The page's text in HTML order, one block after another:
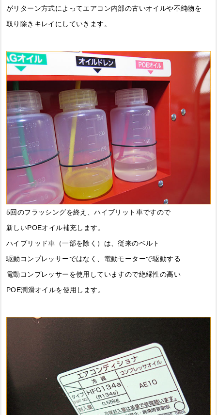
がリターン方式によってエアコン内部の古いオイルや不純物を
取り除きキレイにしていきます。
5回のフラッシングを終え、ハイブリット車ですので
新しいPOEオイル補充します。
ハイブリッド車（一部を除く）は、従来のベルト
駆動コンプレッサーではなく、電動モーターで駆動する
電動コンプレッサーを使用していますので絶縁性の高い
POE潤滑オイルを使用します。